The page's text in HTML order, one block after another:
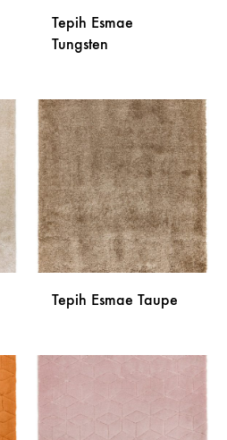
LISTU
ŽELJA
Tepih Esmae
Tungsten
NA
LISTU
ŽELJA
DODAJ
NA
LISTU
ŽELJA
Tepih Esmae Taupe
ŽELJA